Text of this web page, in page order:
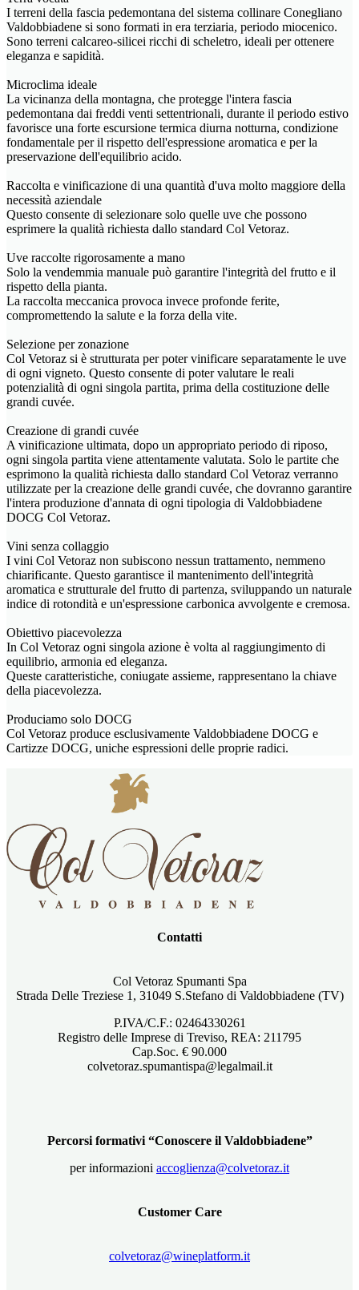
I terreni della fascia pedemontana del sistema collinare Conegliano
Valdobbiadene si sono formati in era terziaria, periodo miocenico.
Sono terreni calcareo-silicei ricchi di scheletro, ideali per ottenere
eleganza e sapidità.
Microclima ideale
La vicinanza della montagna, che protegge l'intera fascia
pedemontana dai freddi venti settentrionali, durante il periodo estivo
favorisce una forte escursione termica diurna notturna, condizione
fondamentale per il rispetto dell'espressione aromatica e per la
preservazione dell'equilibrio acido.
Raccolta e vinificazione di una quantità d'uva molto maggiore della
necessità aziendale
Questo consente di selezionare solo quelle uve che possono
esprimere la qualità richiesta dallo standard Col Vetoraz.
Uve raccolte rigorosamente a mano
Solo la vendemmia manuale può garantire l'integrità del frutto e il
rispetto della pianta.
La raccolta meccanica provoca invece profonde ferite,
compromettendo la salute e la forza della vite.
Selezione per zonazione
Col Vetoraz si è strutturata per poter vinificare separatamente le uve
di ogni vigneto. Questo consente di poter valutare le reali
potenzialità di ogni singola partita, prima della costituzione delle
grandi cuvée.
Creazione di grandi cuvée
A vinificazione ultimata, dopo un appropriato periodo di riposo,
ogni singola partita viene attentamente valutata. Solo le partite che
esprimono la qualità richiesta dallo standard Col Vetoraz verranno
utilizzate per la creazione delle grandi cuvée, che dovranno garantire
l'intera produzione d'annata di ogni tipologia di Valdobbiadene
DOCG Col Vetoraz.
Vini senza collaggio
I vini Col Vetoraz non subiscono nessun trattamento, nemmeno
chiarificante. Questo garantisce il mantenimento dell'integrità
aromatica e strutturale del frutto di partenza, sviluppando un naturale
indice di rotondità e un'espressione carbonica avvolgente e cremosa.
Obiettivo piacevolezza
In Col Vetoraz ogni singola azione è volta al raggiungimento di
equilibrio, armonia ed eleganza.
Queste caratteristiche, coniugate assieme, rappresentano la chiave
della piacevolezza.
Produciamo solo DOCG
Col Vetoraz produce esclusivamente Valdobbiadene DOCG e
Cartizze DOCG, uniche espressioni delle proprie radici.
Contatti
Col Vetoraz Spumanti Spa
Strada Delle Treziese 1, 31049 S.Stefano di Valdobbiadene (TV)
P.IVA/C.F.: 02464330261
Registro delle Imprese di Treviso, REA: 211795
Cap.Soc. € 90.000
colvetoraz.spumantispa@legalmail.it
Percorsi formativi “Conoscere il Valdobbiadene”
per informazioni accoglienza@colvetoraz.it
Customer Care
colvetoraz@wineplatform.it